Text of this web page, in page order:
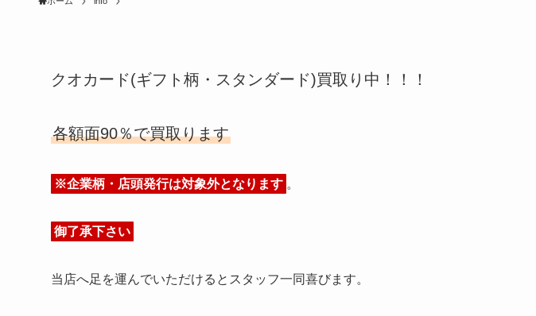
クオカード(ギフト柄・スタンダード)買取り中！！！
各額面90％で買取ります
※企業柄・店頭発行は対象外となります 。
御了承下さい
当店へ足を運んでいただけるとスタッフ一同喜びます。